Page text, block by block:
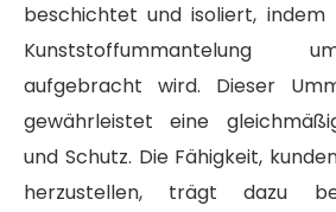
beschichtet und isoliert, indem
Kunststoffummantelung
aufgebracht wird. Dieser
gewährleistet eine
und Schutz. Die Fähigkeit,
herzustellen, trägt dazu